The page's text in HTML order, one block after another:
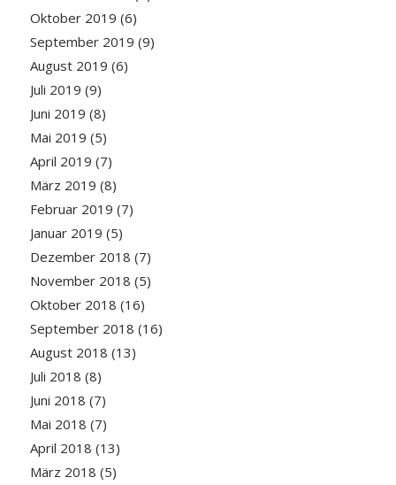
Oktober 2019 (6)
September 2019 (9)
August 2019 (6)
Juli 2019 (9)
Juni 2019 (8)
Mai 2019 (5)
April 2019 (7)
März 2019 (8)
Februar 2019 (7)
Januar 2019 (5)
Dezember 2018 (7)
November 2018 (5)
Oktober 2018 (16)
September 2018 (16)
August 2018 (13)
Juli 2018 (8)
Juni 2018 (7)
Mai 2018 (7)
April 2018 (13)
März 2018 (5)